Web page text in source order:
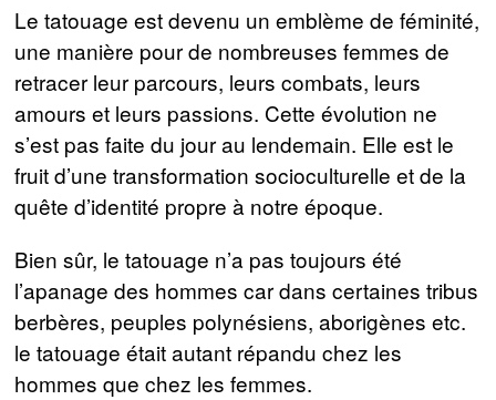
Le tatouage est devenu un emblème de féminité,
une manière pour de nombreuses femmes de
retracer leur parcours, leurs combats, leurs
amours et leurs passions. Cette évolution ne
s’est pas faite du jour au lendemain. Elle est le
fruit d’une transformation socioculturelle et de la
quête d’identité propre à notre époque.
Bien sûr, le tatouage n’a pas toujours été
l’apanage des hommes car dans certaines tribus
berbères, peuples polynésiens, aborigènes etc.
le tatouage était autant répandu chez les
hommes que chez les femmes.